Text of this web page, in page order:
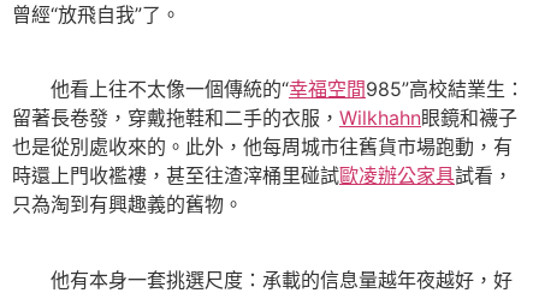
曾經“放飛自我”了。
他看上往不太像一個傳統的“幸福空間985”高校結業生：
留著長卷發，穿戴拖鞋和二手的衣服， Wilkhahn眼鏡和襪子
也是從別處收來的。此外，他每周城市往舊貨市場跑動，有
時還上門收襤褸，甚至往渣滓桶里碰試歐凌辦公家具試看，
只為淘到有興趣義的舊物。
他有本身一套挑選尺度：承載的信息量越年夜越好，好